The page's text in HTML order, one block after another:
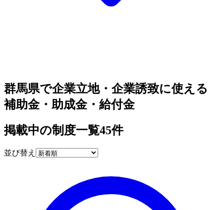
群馬県で企業立地・企業誘致に使える
補助金・助成金・給付金
掲載中の制度一覧45件
並び替え